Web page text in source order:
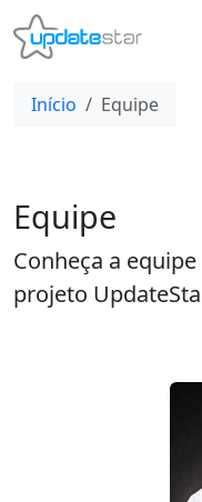
Início Equipe
Equipe
Conheça a
projeto